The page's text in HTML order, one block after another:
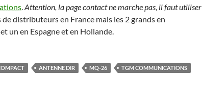
.Attention, la page contact ne marche pas, il faut utiliser
de distributeurs en France mais les 2 grands en
un en Espagne et en Hollande.
ANTENNE DIR MQ-26 TGM COMMUNICATIONS